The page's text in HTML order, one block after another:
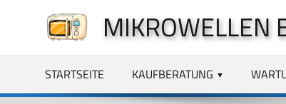
springen
MIKROWELLEN
STARTSEITE KAUFBERATUNG